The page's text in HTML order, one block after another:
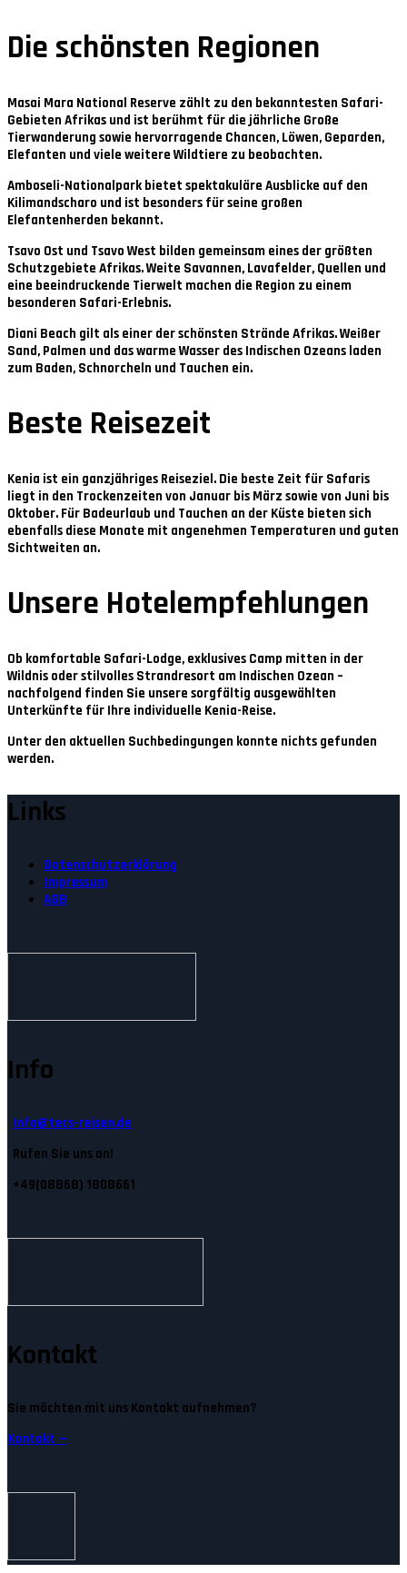
Die schönsten Regionen
Masai Mara National Reserve zählt zu den bekanntesten Safari-
Gebieten Afrikas und ist berühmt für die jährliche Große
Tierwanderung sowie hervorragende Chancen, Löwen, Geparden,
Elefanten und viele weitere Wildtiere zu beobachten.
Amboseli-Nationalpark bietet spektakuläre Ausblicke auf den
Kilimandscharo und ist besonders für seine großen
Elefantenherden bekannt.
Tsavo Ost und Tsavo West bilden gemeinsam eines der größten
Schutzgebiete Afrikas. Weite Savannen, Lavafelder, Quellen und
eine beeindruckende Tierwelt machen die Region zu einem
besonderen Safari-Erlebnis.
Diani Beach gilt als einer der schönsten Strände Afrikas. Weißer
Sand, Palmen und das warme Wasser des Indischen Ozeans laden
zum Baden, Schnorcheln und Tauchen ein.
Beste Reisezeit
Kenia ist ein ganzjähriges Reiseziel. Die beste Zeit für Safaris
liegt in den Trockenzeiten von Januar bis März sowie von Juni bis
Oktober. Für Badeurlaub und Tauchen an der Küste bieten sich
ebenfalls diese Monate mit angenehmen Temperaturen und guten
Sichtweiten an.
Unsere Hotelempfehlungen
Ob komfortable Safari-Lodge, exklusives Camp mitten in der
Wildnis oder stilvolles Strandresort am Indischen Ozean –
nachfolgend finden Sie unsere sorgfältig ausgewählten
Unterkünfte für Ihre individuelle Kenia-Reise.
Unter den aktuellen Suchbedingungen konnte nichts gefunden
werden.
Links
Datenschutzerklärung
Impressum
AGB
Info
Info@tecs-reisen.de
Rufen Sie uns an!
+49(08868) 1808661
Kontakt
Sie möchten mit uns Kontakt aufnehmen?
Kontakt —